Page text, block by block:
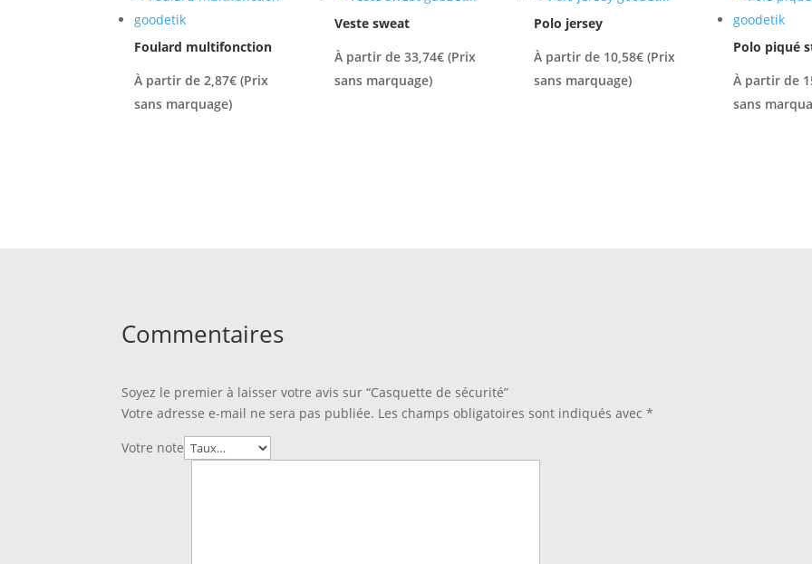
Foulard multifonction
À partir de2,87€ (Prix
sans marquage)
Veste sweat
À partir de 33,74€(Prix
sans marquage)
Polo jersey
À partir de 10,58€(Prix
sans marquage)
Polo piqué
À partir de
sans
Commentaires
Soyez le premier à laisser votre avis sur “Casquette de sécurité”
Votre adresse e-mail ne sera pas publiée. Les champs obligatoires sont indiqués avec*
Votre note